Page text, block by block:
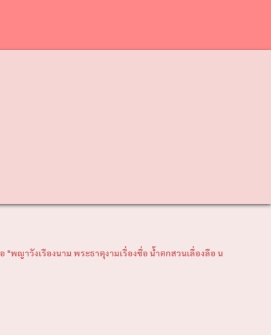
พระธาตุงามเรื่องชื่อ น้ำตกสวนเลื่องลือ นามนี้คือวังเหนือ"วิสัยทัศน์